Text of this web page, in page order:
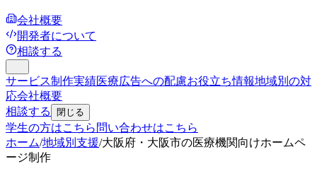
会社概要
開発者について
相談する
サービス制作実績医療広告への配慮お役立ち情報地域別の対
応会社概要
相談する
閉じる
学生の方はこちら 問い合わせはこちら
ホーム/地域別支援/大阪府・大阪市の医療機関向けホームペ
ージ制作